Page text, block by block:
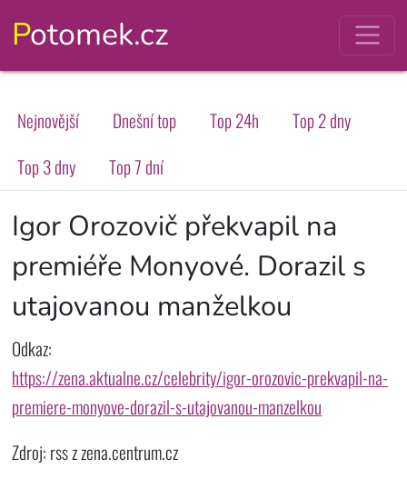
Potomek.cz
Nejnovější Dnešní top Top 24h
Top 2 dny
Top 3 dny
Top 7 dní
Igor Orozovič překvapil na
premiéře Monyové. Dorazil s
utajovanou manželkou
Odkaz:
https://zena.aktualne.cz/celebrity/igor-orozovic-prekvapil-na-
premiere-monyove-dorazil-s-utajovanou-manzelkou
Zdroj: rss z zena.centrum.cz